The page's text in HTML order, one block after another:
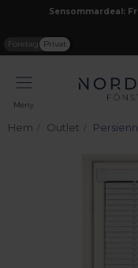
Sensommardeal:
Företag Privat
Meny
Hem Outlet